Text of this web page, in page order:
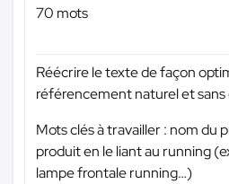
70 mots
Réécrire le texte de façon
référencement naturel et
Mots clés à travailler : nom du
produit en le liant au running
lampe frontale running…)